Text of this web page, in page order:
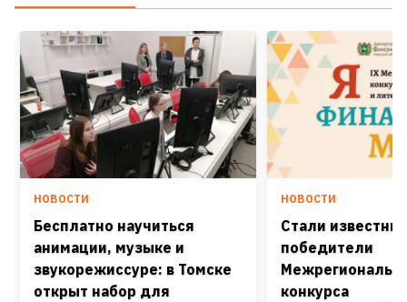
НОВОСТИ
Бесплатно научиться
анимации, музыке и
звукорежиссуре: в Томске
открыт набор для
НОВОСТИ
Стали известны
победители
конкурса